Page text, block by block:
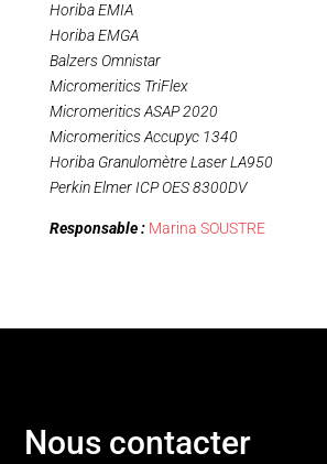
Horiba EMIA
Horiba EMGA
Balzers Omnistar
Micromeritics TriFlex
Micromeritics ASAP 2020
Micromeritics Accupyc 1340
Horiba Granulomètre Laser LA950
Perkin Elmer ICP OES 8300DV
Responsable : Marina SOUSTRE
Nous contacter